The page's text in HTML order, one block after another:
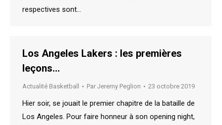
respectives sont…
Los Angeles Lakers : les premières
leçons…
Actualité Basketball Par Jeremy Peglion 23 octobre 2019
Hier soir, se jouait le premier chapitre de la bataille de
Los Angeles. Pour faire honneur à son opening night,